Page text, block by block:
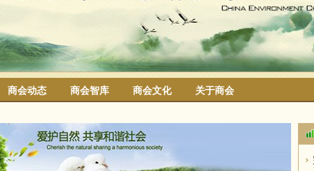
商会动态 商会智库 商会文化 关于商会